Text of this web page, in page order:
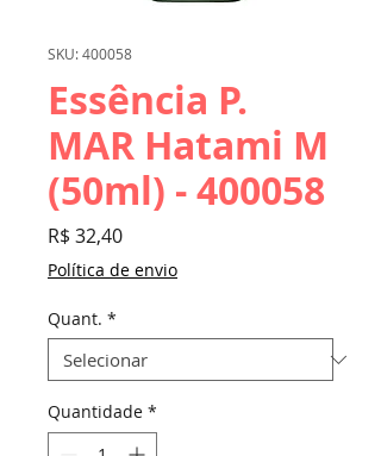
SKU: 400058
Essência P.
MAR Hatami M
(50ml) - 400058
R$ 32,40Preço
Política de envio
Quant. *
Quantidade *